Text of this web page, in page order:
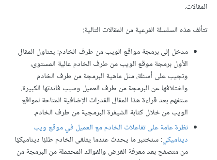
المقالات.
تتألف هذه السلسلة الفرعية من المقالات التالية:
مدخل إلى برمجة مواقع الويب من طرف الخادم: يتناول المقال
الأول برمجة موقع الويب من طرف الخادم عالية المستوى،
وتجيب على أسئلة، مثل ماهية البرمجة من طرف الخادم
واختلافها عن البرمجة من طرف العميل وسبب فائدتها الكبيرة.
ستفهم بعد قراءة هذا المقال القدرات الإضافية المتاحة لمواقع
الويب من خلال كتابة الشيفرة البرمجية من طرف الخادم.
نظرة عامة على تفاعلات الخادم مع العميل في موقع ويب
ديناميكي: سنختبر ما يحدث عندما يتلقى الخادم طلبًا ديناميكيًا
من متصفح بعد معرفة الغرض والفوائد المحتملة من البرمجة من